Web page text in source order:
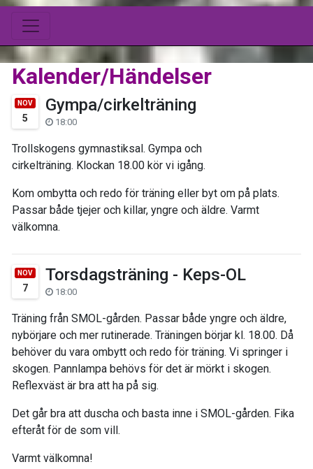
Kalender/Händelser
NOV
5
Gympa/cirkelträning
18:00
Trollskogens gymnastiksal. Gympa och
cirkelträning. Klockan 18.00 kör vi igång.
Kom ombytta och redo för träning eller byt om på plats.
Passar både tjejer och killar, yngre och äldre. Varmt
välkomna.
NOV
7
Torsdagsträning - Keps-OL
18:00
Träning från SMOL-gården. Passar både yngre och äldre,
nybörjare och mer rutinerade. Träningen börjar kl. 18.00. Då
behöver du vara ombytt och redo för träning. Vi springer i
skogen. Pannlampa behövs för det är mörkt i skogen.
Reflexväst är bra att ha på sig.
Det går bra att duscha och basta inne i SMOL-gården. Fika
efteråt för de som vill.
Varmt välkomna!